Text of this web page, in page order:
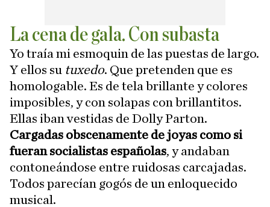
La cena de gala. Con subasta
Yo traía mi esmoquin de las puestas de largo.
Y ellos su tuxedo. Que pretenden que es
homologable. Es de tela brillante y colores
imposibles, y con solapas con brillantitos.
Ellas iban vestidas de Dolly Parton.
Cargadas obscenamente de joyas como si
fueran socialistas españolas, y andaban
contoneándose entre ruidosas carcajadas.
Todos parecían gogós de un enloquecido
musical.